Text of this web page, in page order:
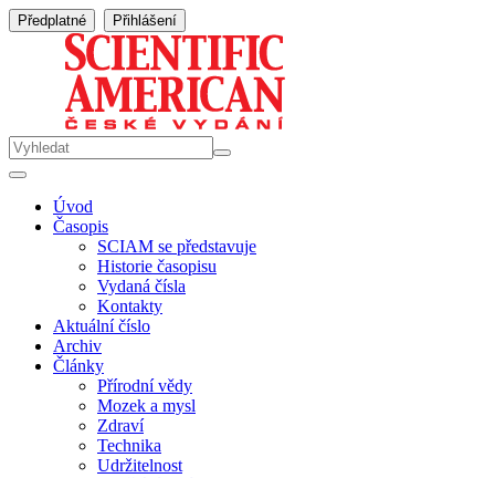
Předplatné Přihlášení
Úvod
Časopis
SCIAM se představuje
Historie časopisu
Vydaná čísla
Kontakty
Aktuální číslo
Archiv
Články
Přírodní vědy
Mozek a mysl
Zdraví
Technika
Udržitelnost